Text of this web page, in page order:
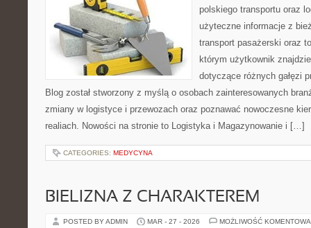
polskiego transportu oraz
użyteczne informacje z
transport pasażerski oraz
którym użytkownik
dotyczące różnych gałęzi
Blog został stworzony z myślą o osobach zainteresowanych
zmiany w logistyce i przewozach oraz poznawać nowoczesne
realiach. Nowości na stronie to Logistyka i Magazynowanie i […]
CATEGORIES: MEDYCYNA
BIELIZNA Z CHARAKTEREM
POSTED BY ADMIN MAR - 27 - 2026 MOŻLIWOŚĆ